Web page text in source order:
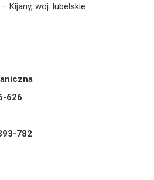
Kijany, woj. lubelskie
626
782